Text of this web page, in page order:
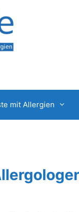
mit Allergien